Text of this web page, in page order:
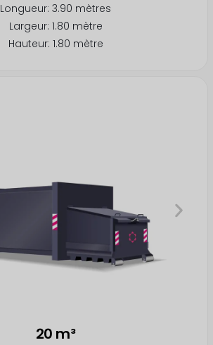
Longueur: 3.90 mètres
Largeur: 1.80 mètre
Hauteur: 1.80 mètre
20 m³